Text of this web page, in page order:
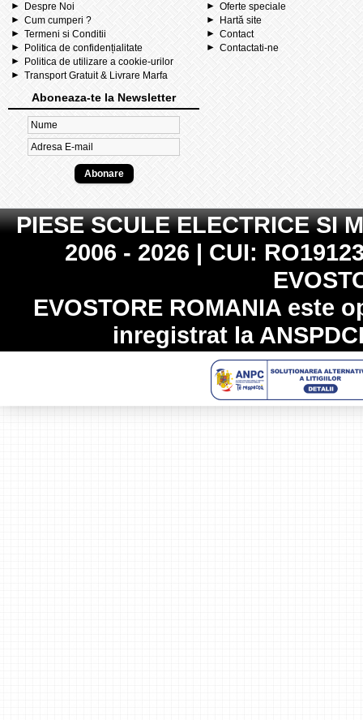
Despre Noi
Cum cumperi ?
Termeni si Conditii
Politica de confidențialitate
Politica de utilizare a cookie-urilor
Transport Gratuit & Livrare Marfa
Oferte speciale
Hartă site
Contact
Contactati-ne
Aboneaza-te la Newsletter
PIESE SCULE ELECTRICE SI
2006 - 2026 | CUI:
EVOSTORE ROMANIAeste
inregistrat la